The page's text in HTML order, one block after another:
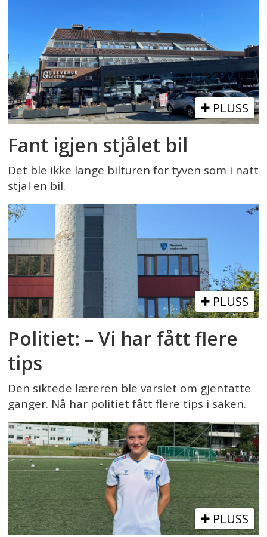
PLUSS
Fant igjen stjålet bil
Det ble ikke lange bilturen for tyven som i natt
stjal en bil.
PLUSS
Politiet: – Vi har fått flere
tips
Den siktede læreren ble varslet om gjentatte
ganger. Nå har politiet fått flere tips i saken.
PLUSS